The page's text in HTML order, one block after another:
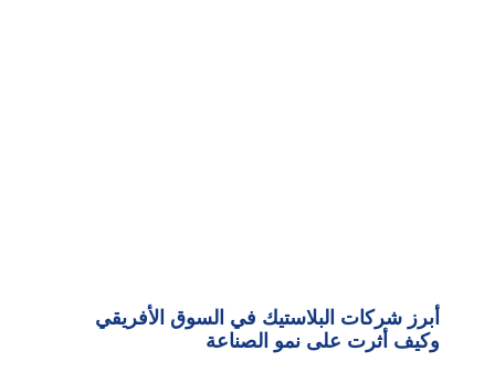
أبرز شركات البلاستيك في السوق الأفريقي
وكيف أثرت على نمو الصناعة